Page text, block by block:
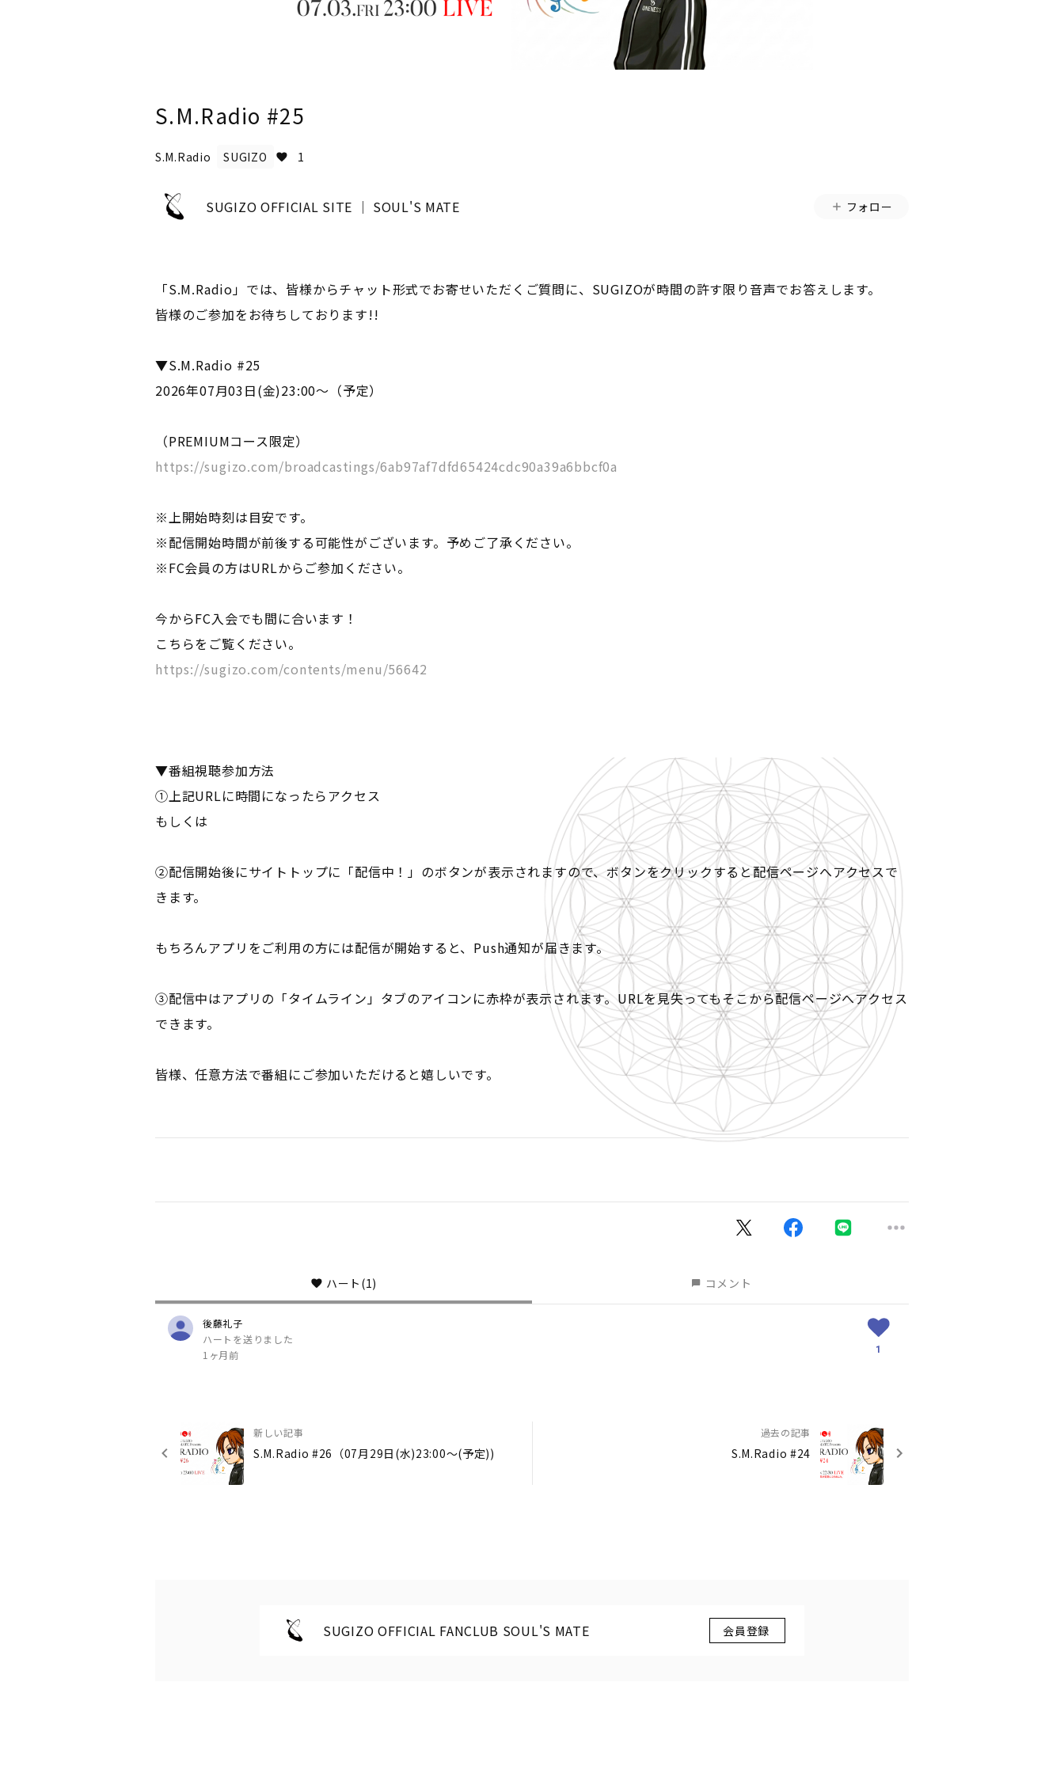
S.M.Radio #25
S.M.Radio SUGIZO 1
SUGIZO OFFICIAL SITE │ SOUL'S MATE フォロー
「S.M.Radio」では、皆様からチャット形式でお寄せいただくご質問に、SUGIZOが時間の許す限り音声でお答えします。
皆様のご参加をお待ちしております!!
▼S.M.Radio #25
2026年07月03日(金)23:00～（予定）
（PREMIUMコース限定）
https://sugizo.com/broadcastings/6ab97af7dfd65424cdc90a39a6bbcf0a
※上開始時刻は目安です。
※配信開始時間が前後する可能性がございます。予めご了承ください。
※FC会員の方はURLからご参加ください。
今からFC入会でも間に合います！
こちらをご覧ください。
https://sugizo.com/contents/menu/56642
▼番組視聴参加方法
①上記URLに時間になったらアクセス
もしくは
②配信開始後にサイトトップに「配信中！」のボタンが表示されますので、ボタンをクリックすると配信ページへアクセスで
きます。
もちろんアプリをご利用の方には配信が開始すると、Push通知が届きます。
③配信中はアプリの「タイムライン」タブのアイコンに赤枠が表示されます。URLを見失ってもそこから配信ページへアクセス
できます。
皆様、任意方法で番組にご参加いただけると嬉しいです。
ハート (1) コメント
後藤礼子
ハートを送りました
1ヶ月前
1
新しい記事
S.M.Radio #26（07月29日(水)23:00～(予定))
過去の記事
S.M.Radio #24
SUGIZO OFFICIAL FANCLUB SOUL'S MATE